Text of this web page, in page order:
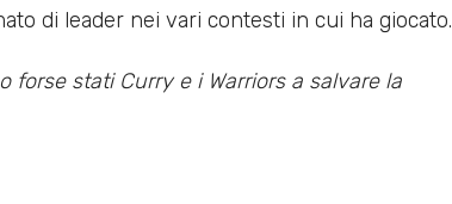
di leader nei vari contesti in cui ha giocato.
forse stati Curry e i Warriors a salvare la